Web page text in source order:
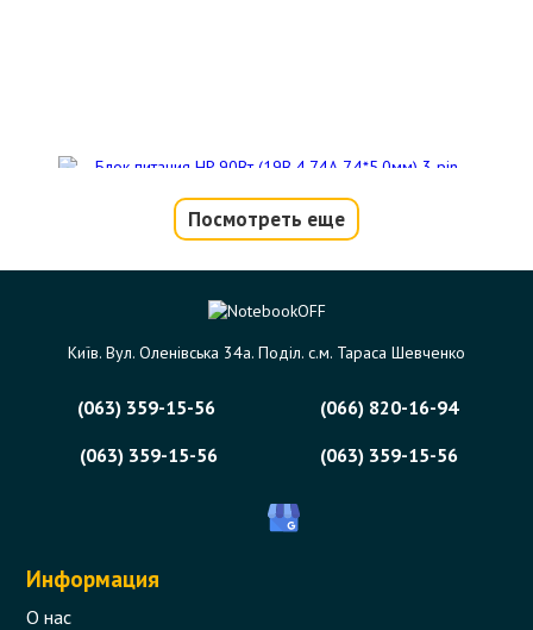
Блок питания HP 90Вт (19В 4.74А
Код товара - 01309
5 отзыва
559 грн.
Есть в наличии
Посмотреть еще
Київ. Вул. Оленівська 34а. Поділ. с.м. Тараса Шевченко
(063) 359-15-56
(066) 820-16-94
(063) 359-15-56
(063) 359-15-56
Информация
О нас